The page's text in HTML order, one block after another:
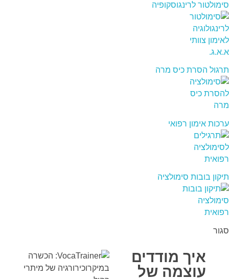
סימולטור לרינגוסקופיה
תרגול הסרת כיס מרה
ערכות אימון רפואי
תיקון בובות סימולציה
סגור
איך מודדים
עוצמה של